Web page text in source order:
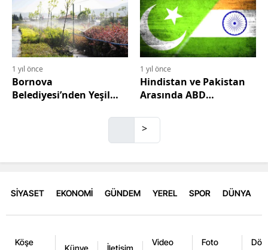
1 yıl önce
Bornova
Belediyesi’nden Yeşil
1 yıl önce
Hindistan ve Pakistan
Arasında ABD
Ateşkes
>
SİYASET EKONOMİ GÜNDEM YEREL SPOR DÜNYA
Köşe
Künye İletişim
Video
Foto